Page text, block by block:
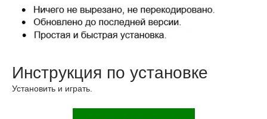
Инструкция по установке
Установить и играть.